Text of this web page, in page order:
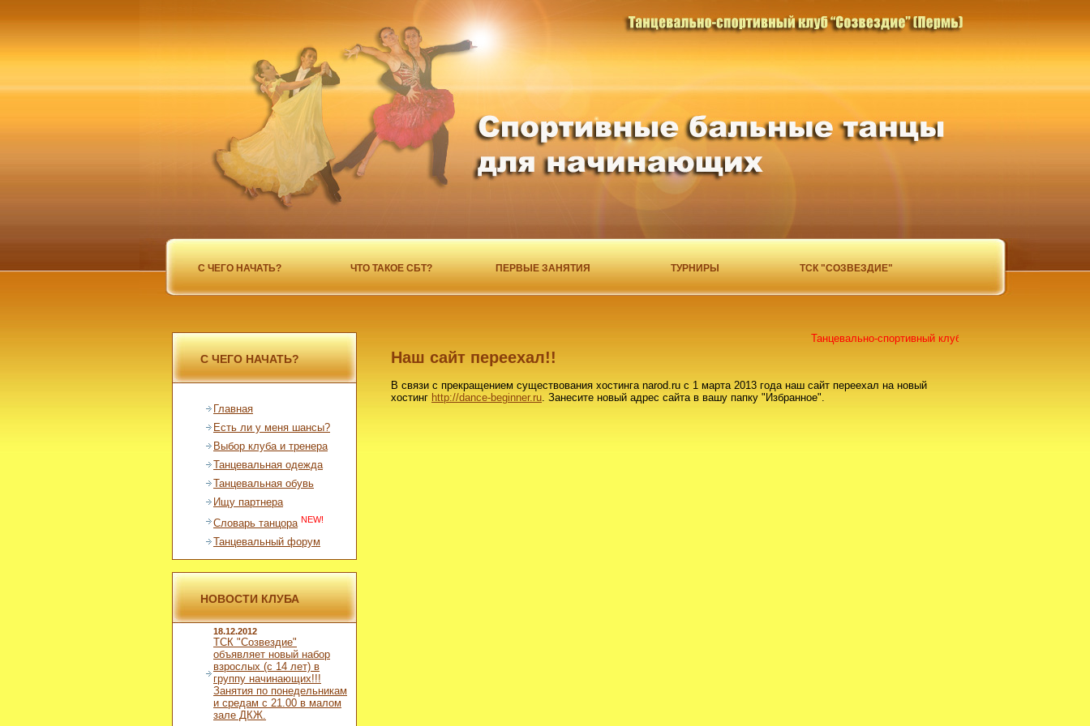
С ЧЕГО НАЧАТЬ? ЧТО ТАКОЕ СБТ? ПЕРВЫЕ ЗАНЯТИЯ ТУРНИРЫ ТСК "СОЗВЕЗДИЕ"
Танцевально-спортивный клуб "Созвездие" (г.Пермь)
Наш сайт переехал!!
В связи с прекращением существования хостинга narod.ru c 1 марта 2013 года наш сайт переехал на новый
хостинг http://dance-beginner.ru. Занесите новый адрес сайта в вашу папку "Избранное".
С ЧЕГО НАЧАТЬ?
Главная
Есть ли у меня шансы?
Выбор клуба и тренера
Танцевальная одежда
Танцевальная обувь
Ищу партнера
Словарь танцора NEW!
Танцевальный форум
НОВОСТИ КЛУБА
18.12.2012
ТСК "Созвездие"
объявляет новый набор
взрослых (с 14 лет) в
группу начинающих!!!
Занятия по понедельникам
и средам с 21.00 в малом
зале ДКЖ.